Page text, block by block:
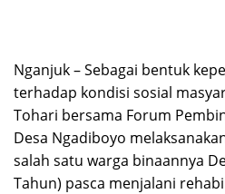
Nganjuk – Sebagai bentuk
terhadap kondisi sosial
Tohari bersama Forum
Desa Ngadiboyo
salah satu warga binaannya
Tahun) pasca menjalani